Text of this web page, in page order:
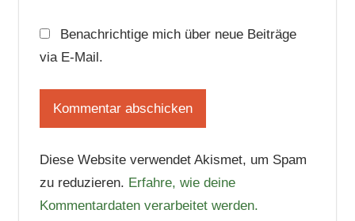
Benachrichtige mich über neue Beiträge
via E-Mail.
Diese Website verwendet Akismet, um Spam
zu reduzieren. Erfahre, wie deine
Kommentardaten verarbeitet werden.